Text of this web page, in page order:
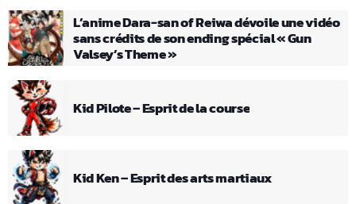
L’anime Dara-san of Reiwa dévoile une vidéo
sans crédits de son ending spécial « Gun
Valsey’s Theme »
Kid Pilote – Esprit de la course
Kid Ken – Esprit des arts martiaux